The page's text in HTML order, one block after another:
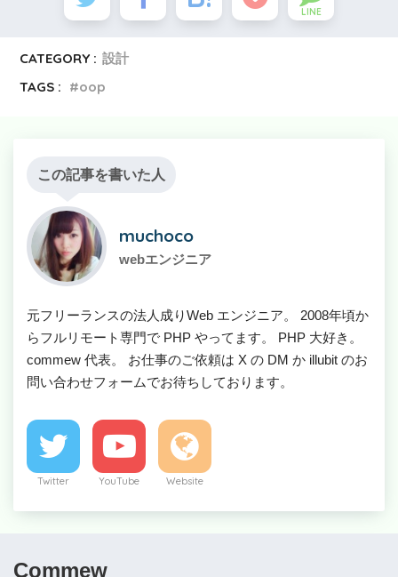
LINE
CATEGORY : 設計
TAGS :
oop
この記事を書いた人
muchoco
webエンジニア
元フリーランスの法人成りWeb エンジニア。 2008年頃か
らフルリモート専門で PHP やってます。 PHP 大好き。
commew 代表。 お仕事のご依頼は X の DM か illubit のお
問い合わせフォームでお待ちしております。
Twitter YouTube Website
Commew